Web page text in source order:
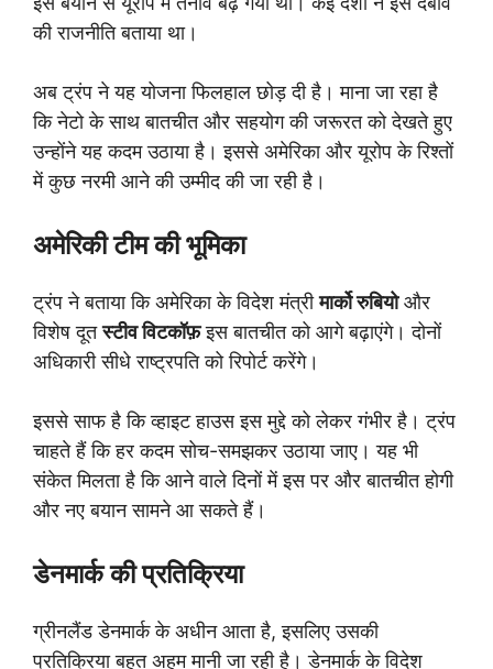
की राजनीति बताया था।
अब ट्रंप ने यह योजना फिलहाल छोड़ दी है। माना जा रहा है
कि नेटो के साथ बातचीत और सहयोग की जरूरत को देखते हुए
उन्होंने यह कदम उठाया है। इससे अमेरिका और यूरोप के रिश्तों
में कुछ नरमी आने की उम्मीद की जा रही है।
अमेरिकी टीम की भूमिका
ट्रंप ने बताया कि अमेरिका के विदेश मंत्रीमार्को रुबियोऔर
विशेष दूतस्टीव विटकॉफ़इस बातचीत को आगे बढ़ाएंगे। दोनों
अधिकारी सीधे राष्ट्रपति को रिपोर्ट करेंगे।
इससे साफ है कि व्हाइट हाउस इस मुद्दे को लेकर गंभीर है। ट्रंप
चाहते हैं कि हर कदम सोच-समझकर उठाया जाए। यह भी
संकेत मिलता है कि आने वाले दिनों में इस पर और बातचीत होगी
और नए बयान सामने आ सकते हैं।
डेनमार्क की प्रतिक्रिया
ग्रीनलैंड डेनमार्क के अधीन आता है, इसलिए उसकी
प्रतिक्रिया बहुत अहम मानी जा रही है। डेनमार्क के विदेश